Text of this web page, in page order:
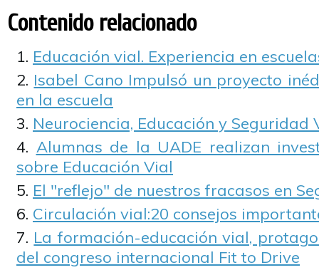
Contenido relacionado
Educación vial. Experiencia en
Isabel Cano Impulsó un proyecto
en la escuela
Neurociencia, Educación y Seguridad
Alumnas de la UADE realizan
sobre Educación Vial
El "reflejo" de nuestros fracasos en
Circulación vial:20 consejos
La formación-educación vial,
del congreso internacional Fit to Drive